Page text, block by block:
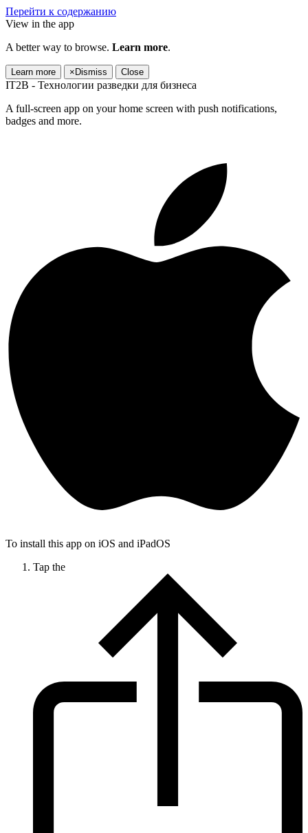
Перейти к содержанию
View in the app
A better way to browse. Learn more.
Learn more × Dismiss Close
IT2B - Технологии разведки для бизнеса
A full-screen app on your home screen with push notifications,
badges and more.
To install this app on iOS and iPadOS
Tap the